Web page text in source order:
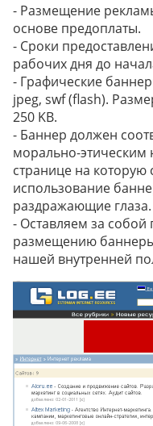
- Размещение
основе предоплаты.
- Сроки
рабочих дня до
- Графические
jpeg, swf (flash).
250 KB.
- Баннер должен
морально-этическим
странице на которую
использование
раздражающие глаза.
- Оставляем за
размещению
нашей внутренней